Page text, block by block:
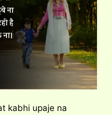
kabhi upaje na